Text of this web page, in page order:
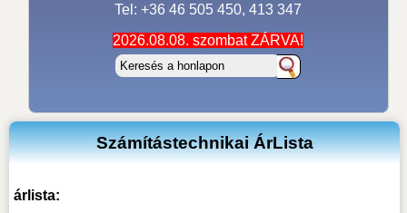
Tel: +36 46 505 450, 413 347
2026.08.08. szombat ZÁRVA!
Számítástechnikai ÁrLista
árlista: